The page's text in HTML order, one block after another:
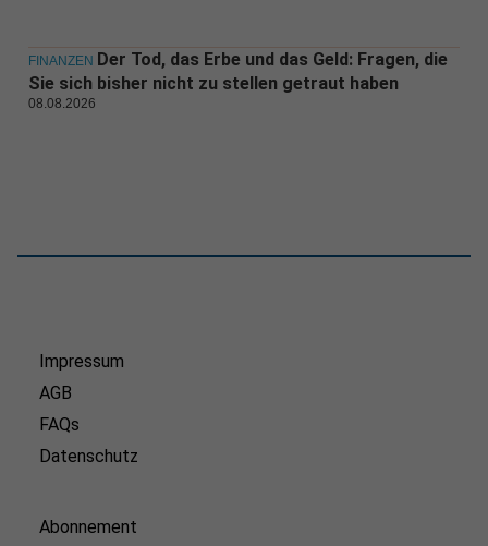
FINANZEN Der Tod, das Erbe und das Geld: Fragen, die
Sie sich bisher nicht zu stellen getraut haben
08.08.2026
Impressum
AGB
FAQs
Datenschutz
Abonnement